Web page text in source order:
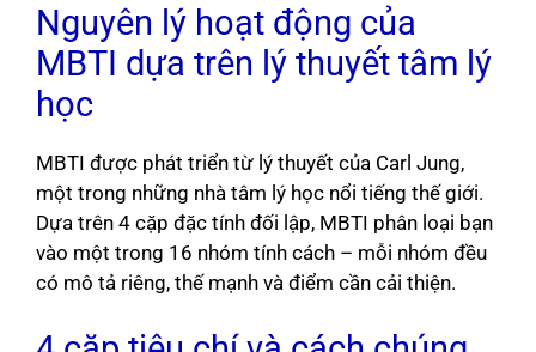
Nguyên lý hoạt động của
MBTI dựa trên lý thuyết tâm lý
học
MBTI được phát triển từ lý thuyết của Carl Jung,
một trong những nhà tâm lý học nổi tiếng thế giới.
Dựa trên 4 cặp đặc tính đối lập, MBTI phân loại bạn
vào một trong 16 nhóm tính cách – mỗi nhóm đều
có mô tả riêng, thế mạnh và điểm cần cải thiện.